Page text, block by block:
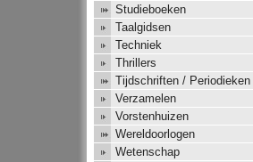
Studieboeken
Taalgidsen
Techniek
Thrillers
Tijdschriften / Periodieken
Verzamelen
Vorstenhuizen
Wereldoorlogen
Wetenschap